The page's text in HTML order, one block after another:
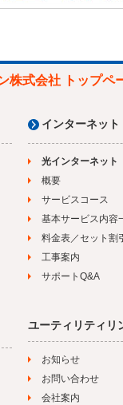
株式会社 トップペ
インターネット
光インターネット
概要
サービスコース
基本サービス内容
料金表／セット割
工事案内
サポートQ&A
ユーティリティリ
お知らせ
お問い合わせ
会社案内